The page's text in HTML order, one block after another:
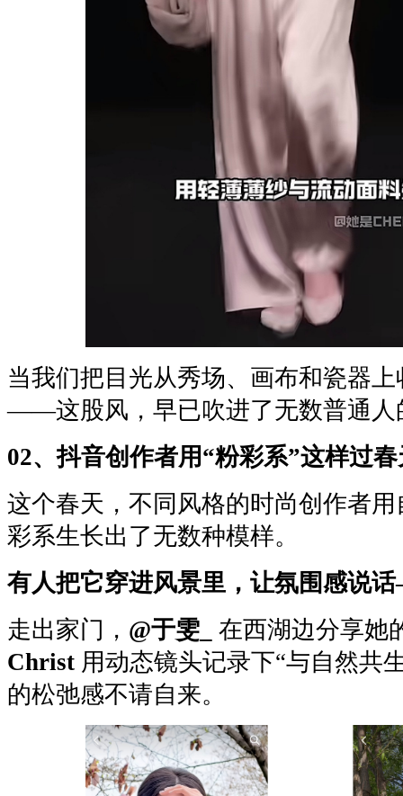
当我们把目光从秀场、画布和瓷器
——这股风，早已吹进了无数普通人
02、抖音创作者用“粉彩系”这样过春
这个春天，不同风格的时尚创作者
彩系生长出了无数种模样。
有人把它穿进风景里，让氛围感说
走出家门， @于雯_ 在西湖边分享她
Christ 用动态镜头记录下“与自然共
的松弛感不请自来。